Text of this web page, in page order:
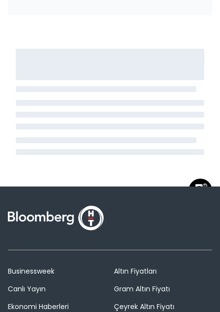
Businessweek
Canlı Yayın
Ekonomi Haberleri
Altın Fiyatları
Gram Altın Fiyatı
Çeyrek Altın Fiyatı